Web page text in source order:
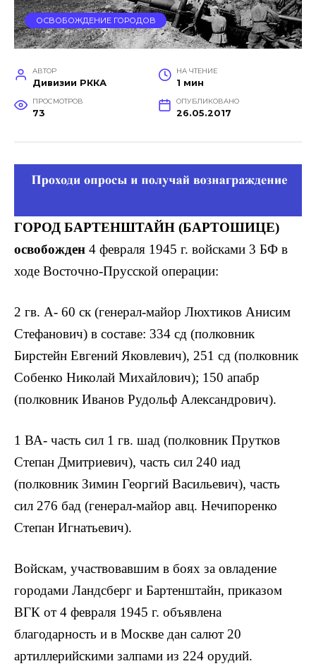
ОСВОБОЖДЕНИЕ ГОРОДОВ
АВТОР
Дивизии РККА
НА ЧТЕНИЕ
1 мин
ПРОСМОТРОВ
73
ОПУБЛИКОВАНО
26.05.2017
ГОРОД БАРТЕНШТАЙН (БАРТОШИЦЕ)
освобожден 4 февраля 1945 г. войсками 3 БФ в
ходе Восточно-Прусской операции:
2 гв. А- 60 ск (генерал-майор Люхтиков Анисим
Стефанович) в составе: 334 сд (полковник
Бирстейн Евгений Яковлевич), 251 сд (полковник
Собенко Николай Михайлович); 150 апабр
(полковник Иванов Рудольф Александрович).
1 ВА- часть сил 1 гв. шад (полковник Прутков
Степан Дмитриевич), часть сил 240 иад
(полковник Зимин Георгий Васильевич), часть
сил 276 бад (генерал-майор авц. Нечипоренко
Степан Игнатьевич).
Войскам, участвовавшим в боях за овладение
городами Ландсберг и Бартенштайн, приказом
ВГК от 4 февраля 1945 г. объявлена
благодарность и в Москве дан салют 20
артиллерийскими залпами из 224 орудий.